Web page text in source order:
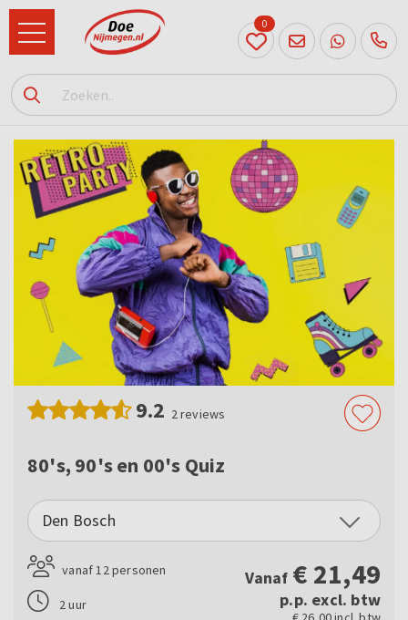
024
204
0
9.2 2reviews
80's, 90's en 00's Quiz
Den Bosch
vanaf 12 personen
2 uur
Vanaf € 21,49
p.p. excl. btw